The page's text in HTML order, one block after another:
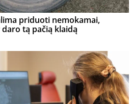
priduoti nemokamai,
tą pačią klaidą